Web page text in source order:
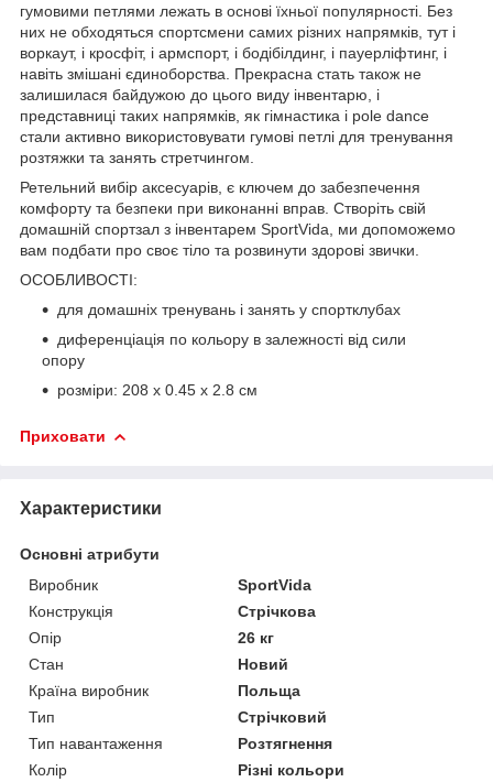
гумовими петлями лежать в основі їхньої популярності. Без
них не обходяться спортсмени самих різних напрямків, тут і
воркаут, і кросфіт, і армспорт, і бодібілдинг, і пауерліфтинг, і
навіть змішані єдиноборства. Прекрасна стать також не
залишилася байдужою до цього виду інвентарю, і
представниці таких напрямків, як гімнастика і pole dance
стали активно використовувати гумові петлі для тренування
розтяжки та занять стретчингом.
Ретельний вибір аксесуарів, є ключем до забезпечення
комфорту та безпеки при виконанні вправ. Створіть свій
домашній спортзал з інвентарем SportVida , ми допоможемо
вам подбати про своє тіло та розвинути здорові звички.
ОСОБЛИВОСТІ:
для домашніх тренувань і занять у спортклубах
диференціація по кольору в залежності від сили
опору
розміри: 208 х 0.45 х 2.8 см
Приховати
Характеристики
Основні атрибути
Виробник
SportVida
Конструкція
Стрічкова
Опір
26 кг
Стан
Новий
Країна виробник
Польща
Тип
Стрічковий
Тип навантаження
Розтягнення
Колір
Різні кольори